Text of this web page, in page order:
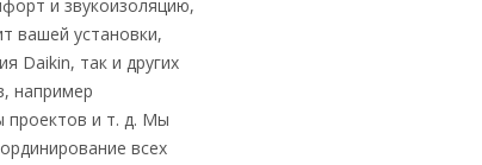
и звукоизоляцию,
вашей установки,
Daikin, так и других
например
проектов и т. д. Мы
всех